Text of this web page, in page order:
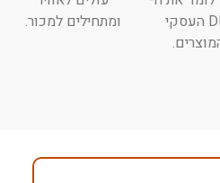
DNA העסקי
ומתחילים למכור.